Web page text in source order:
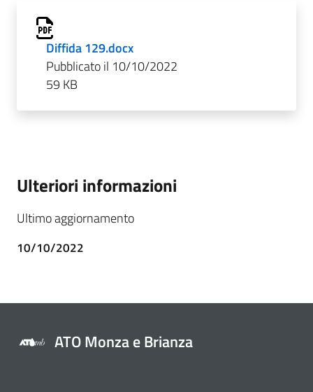
Diffida 129.docx
Pubblicato il 10/10/2022
59 KB
Ulteriori informazioni
Ultimo aggiornamento
10/10/2022
ATO Monza e Brianza